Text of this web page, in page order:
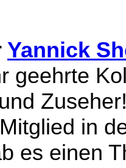
Yannick
geehrte
in
es einen